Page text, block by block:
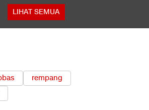
LIHAT SEMUA
rempang